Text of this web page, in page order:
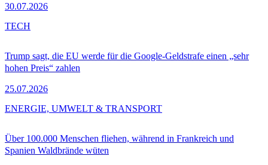
30.07.2026
Trump sagt, die EU werde für die Google-Geldstrafe einen „sehr
hohen Preis“ zahlen
25.07.2026
TECH
Über 100.000 Menschen fliehen, während in Frankreich und
Spanien Waldbrände wüten
ENERGIE, UMWELT & TRANSPORT